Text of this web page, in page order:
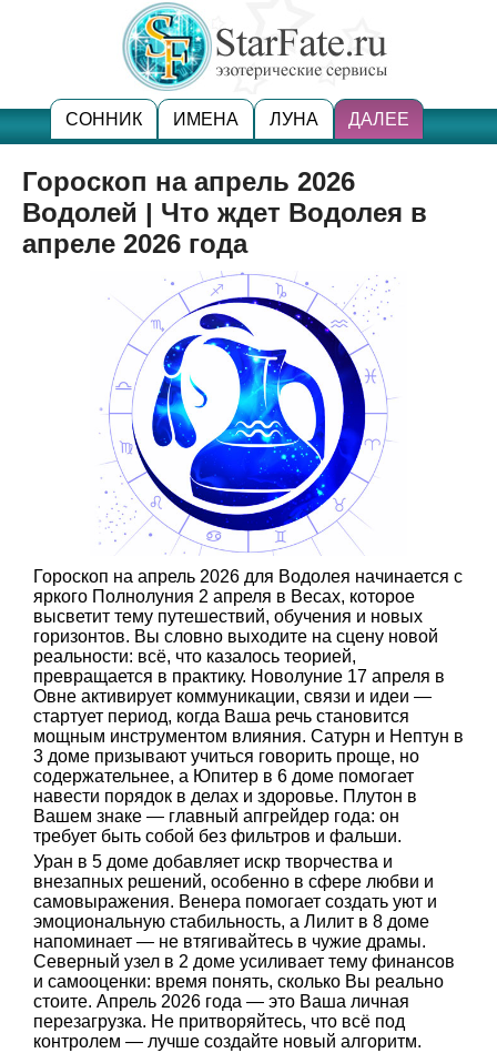
СОННИК ИМЕНА ЛУНА ДАЛЕЕ
Гороскоп на апрель 2026
Водолей | Что ждет Водолея в
апреле 2026 года
Гороскоп на апрель 2026 для Водолея начинается с
яркого Полнолуния 2 апреля в Весах, которое
высветит тему путешествий, обучения и новых
горизонтов. Вы словно выходите на сцену новой
реальности: всё, что казалось теорией,
превращается в практику. Новолуние 17 апреля в
Овне активирует коммуникации, связи и идеи —
стартует период, когда Ваша речь становится
мощным инструментом влияния. Сатурн и Нептун в
3 доме призывают учиться говорить проще, но
содержательнее, а Юпитер в 6 доме помогает
навести порядок в делах и здоровье. Плутон в
Вашем знаке — главный апгрейдер года: он
требует быть собой без фильтров и фальши.
Уран в 5 доме добавляет искр творчества и
внезапных решений, особенно в сфере любви и
самовыражения. Венера помогает создать уют и
эмоциональную стабильность, а Лилит в 8 доме
напоминает — не втягивайтесь в чужие драмы.
Северный узел в 2 доме усиливает тему финансов
и самооценки: время понять, сколько Вы реально
стоите. Апрель 2026 года — это Ваша личная
перезагрузка. Не притворяйтесь, что всё под
контролем — лучше создайте новый алгоритм.